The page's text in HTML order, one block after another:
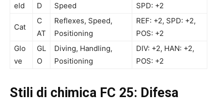
eld D Speed SPD: +2
Cat
C
AT
Reflexes, Speed,
Positioning
REF: +2, SPD: +2,
POS: +2
Glo
ve
GL
O
Diving, Handling,
Positioning
DIV: +2, HAN: +2,
POS: +2
Stili di chimica FC 25: Difesa